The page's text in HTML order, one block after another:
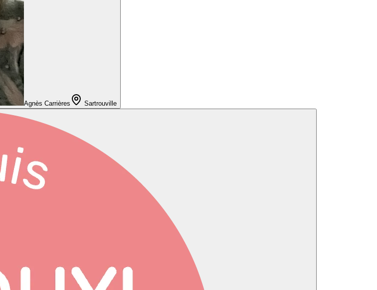
Agnès Carrières Sartrouville